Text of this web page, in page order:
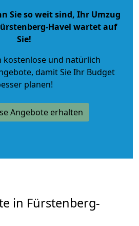
Sie so weit sind, Ihr Umzug
Havel wartet auf
Sie!
kostenlose und natürlich
, damit Sie Ihr Budget
planen!
Angebote erhalten
in Fürstenberg-